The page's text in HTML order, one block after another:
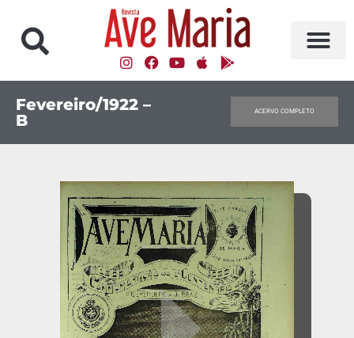
Fevereiro/1922 –
B
ACERVO COMPLETO